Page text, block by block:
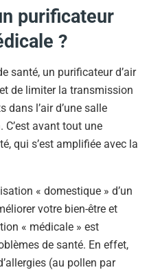
purificateur
?
santé, un purificateur d’air
de limiter la transmission
dans l’air d’une salle
C’est avant tout une
qui s’est amplifiée avec la
« domestique » d’un
votre bien-être et
« médicale » est
de santé. En effet,
(au pollen par